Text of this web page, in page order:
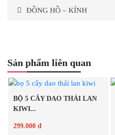
ĐỒNG HỒ – KÍNH
Sản phẩm liên quan
BỘ 5 CÂY DAO THÁI LAN
KIWI...
299.000 đ